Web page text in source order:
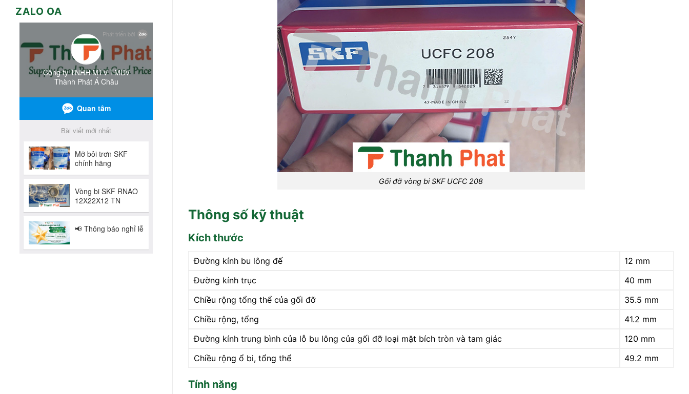
ZALO OA
Gối đỡ vòng bi SKF UCFC 208
Thông số kỹ thuật
Kích thước
Đường kính bu lông đế
12 mm
Đường kính trục
40 mm
Chiều rộng tổng thể của gối đỡ
35.5 mm
Chiều rộng, tổng
41.2 mm
Đường kính trung bình của lỗ bu lông của gối đỡ loại mặt bích tròn và tam giác
120 mm
Chiều rộng ổ bi, tổng thể
49.2 mm
Tính năng